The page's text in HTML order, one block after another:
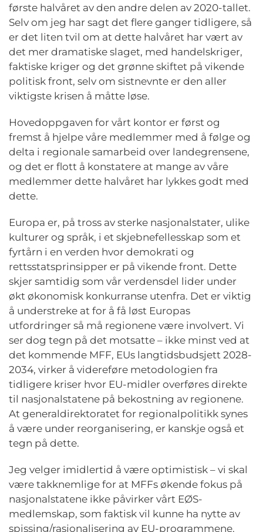
første halvåret av den andre delen av 2020-tallet.
Selv om jeg har sagt det flere ganger tidligere, så
er det liten tvil om at dette halvåret har vært av
det mer dramatiske slaget, med handelskriger,
faktiske kriger og det grønne skiftet på vikende
politisk front, selv om sistnevnte er den aller
viktigste krisen å måtte løse.
Hovedoppgaven for vårt kontor er først og
fremst å hjelpe våre medlemmer med å følge og
delta i regionale samarbeid over landegrensene,
og det er flott å konstatere at mange av våre
medlemmer dette halvåret har lykkes godt med
dette.
Europa er, på tross av sterke nasjonalstater, ulike
kulturer og språk, i et skjebnefellesskap som et
fyrtårn i en verden hvor demokrati og
rettsstatsprinsipper er på vikende front. Dette
skjer samtidig som vår verdensdel lider under
økt økonomisk konkurranse utenfra. Det er viktig
å understreke at for å få løst Europas
utfordringer så må regionene være involvert. Vi
ser dog tegn på det motsatte – ikke minst ved at
det kommende MFF, EUs langtidsbudsjett 2028-
2034, virker å videreføre metodologien fra
tidligere kriser hvor EU-midler overføres direkte
til nasjonalstatene på bekostning av regionene.
At generaldirektoratet for regionalpolitikk synes
å være under reorganisering, er kanskje også et
tegn på dette.
Jeg velger imidlertid å være optimistisk – vi skal
være takknemlige for at MFFs økende fokus på
nasjonalstatene ikke påvirker vårt EØS-
medlemskap, som faktisk vil kunne ha nytte av
spissing/rasjonalisering av EU-programmene.